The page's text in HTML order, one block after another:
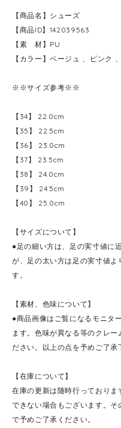
【商品名】シューズ
【商品ID】142039563
【素 材】PU
【カラー】ベージュ 、ピンク
※※サイズ参考※※
【34】 22.0cm
【35】 22.5cm
【36】 23.0cm
【37】 23.5cm
【38】 24.0cm
【39】 24.5cm
【40】 25.0cm
【サイズについて】
●足の細い方は、足の実寸値に
が、足の太い方は足の実寸値
す。
【素材、色味について】
●商品画像はご覧になるモニタ
ます。色味が異なる等のクレ
ださい。以上の点を予めご了承
【在庫について】
在庫の更新は随時行っており
できない場合もございます。
で予めご了承ください。